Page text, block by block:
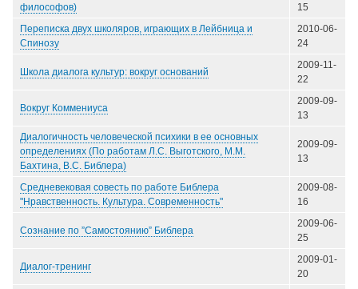
философов)
15
Переписка двух школяров, играющих в Лейбница и
Спинозу
2010-06-
24
Школа диалога культур: вокруг оснований
2009-11-
22
Вокруг Коммениуса
2009-09-
13
Диалогичность человеческой психики в ее основных
определениях (По работам Л.С. Выготского, М.М.
Бахтина, В.С. Библера)
2009-09-
13
Средневековая совесть по работе Библера
"Нравственность. Культура. Современность"
2009-08-
16
Сознание по ”Самостоянию” Библера
2009-06-
25
Диалог-тренинг
2009-01-
20